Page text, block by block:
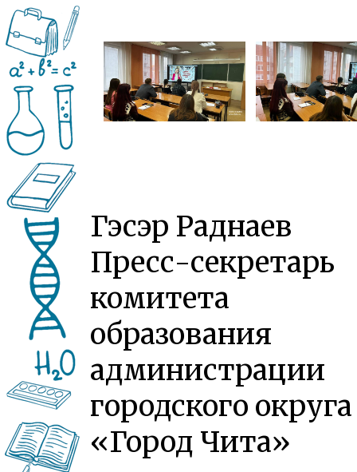
Гэсэр Раднаев
Пресс-секретарь
комитета
образования
администрации
городского округа
«Город Чита»